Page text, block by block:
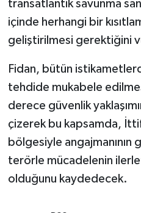
transatlantik savunma
içinde herhangi bir
geliştirilmesi gerektiğini
Fidan, bütün
tehdide mukabele
derece güvenlik
çizerek bu kapsamda,
bölgesiyle angajmanının
terörle mücadelenin
olduğunu kaydedecek.